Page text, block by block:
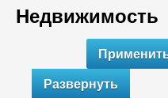
Недвижимость
Развернуть